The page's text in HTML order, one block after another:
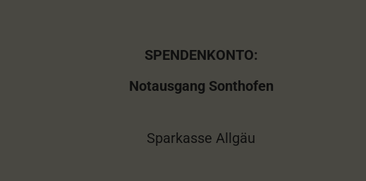
SPENDENKONTO:
Notausgang Sonthofen
Sparkasse Allgäu